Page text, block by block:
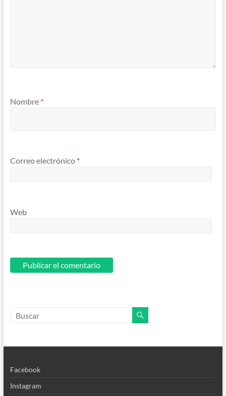
Nombre *
Correo electrónico *
Web
Facebook
Instagram